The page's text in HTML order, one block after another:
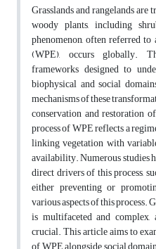
Grasslands and rangelands
woody plants, including
phenomenon, often referred
(WPE), occurs globally.
frameworks designed to
biophysical and social
mechanisms of these
conservation and restoration
process of WPE reflects a
linking vegetation with
availability. Numerous studies
direct drivers of this process,
either preventing or
various aspects of this process.
is multifaceted and
crucial. This article aims to